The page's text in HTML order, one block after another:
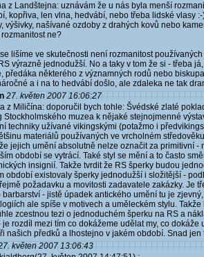
z Landštejna: uznávám že u nás byla menší
kopřiva, len vlna, hedvábí, nebo třeba lidské vlasy
výšivky, našívané ozdoby z drahých kovů nebo
ne?
lišíme ve skutečnosti není rozmanitost
výrazně jednodužší. No a taky v tom že si - třeba
předáka některého z významných rodů nebo
a i na to hedvábí došlo, ale zdaleka ne tak
27. květen 2007 16:06:27
z Miličína: doporučil bych tohle: Švédské zlaté
Stockholmského muzea k nějaké stejnojmenné
techniky užívané vikingskými (potažmo i
materiálů používaných ve vrcholném
jejich umění absolutně nelze označit za primitivní
období se vytrácí. Také styl se mění a to často
insignií. Takže tvrdit že RS šperky budou
období existovaly šperky jednodužší i složitější -
požadavku a movitosti zadavatele zakázky. Je
barbarství - jistě úpadek antického umění tu je
ale spíše v motivech a uměleckém stylu.
zcestnou tezi o jednoduchém šperku na RS a
je rozdíl mezi tím co dokážeme udělat my, co
našich předků a lhostejno v jakém období. Snad
květen 2007 13:06:43